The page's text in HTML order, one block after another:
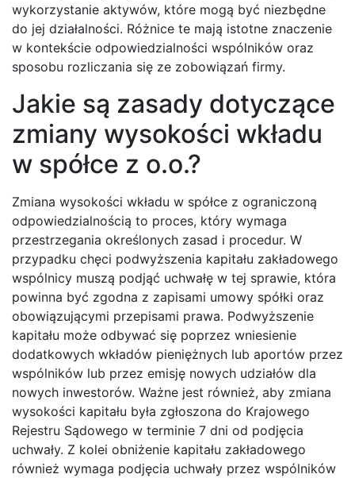
wykorzystanie aktywów, które mogą być niezbędne
do jej działalności. Różnice te mają istotne znaczenie
w kontekście odpowiedzialności wspólników oraz
sposobu rozliczania się ze zobowiązań firmy.
Jakie są zasady dotyczące
zmiany wysokości wkładu
w spółce z o.o.?
Zmiana wysokości wkładu w spółce z ograniczoną
odpowiedzialnością to proces, który wymaga
przestrzegania określonych zasad i procedur. W
przypadku chęci podwyższenia kapitału zakładowego
wspólnicy muszą podjąć uchwałę w tej sprawie, która
powinna być zgodna z zapisami umowy spółki oraz
obowiązującymi przepisami prawa. Podwyższenie
kapitału może odbywać się poprzez wniesienie
dodatkowych wkładów pieniężnych lub aportów przez
wspólników lub przez emisję nowych udziałów dla
nowych inwestorów. Ważne jest również, aby zmiana
wysokości kapitału była zgłoszona do Krajowego
Rejestru Sądowego w terminie 7 dni od podjęcia
uchwały. Z kolei obniżenie kapitału zakładowego
również wymaga podjęcia uchwały przez wspólników